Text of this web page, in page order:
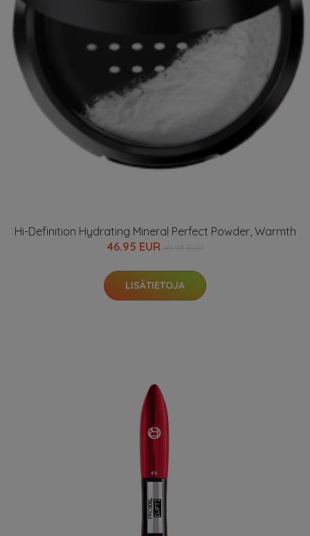
Hi-Definition Hydrating Mineral Perfect Powder, Warmth
46.95 EUR
LISÄTIETOJA